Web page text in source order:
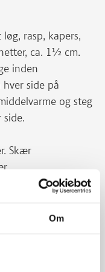
Om
rasp, kapers,
ca. 1½ cm.
inden
side på
og steg
Skær
i en gryde og
Tilsæt
peber. Lad
låg.